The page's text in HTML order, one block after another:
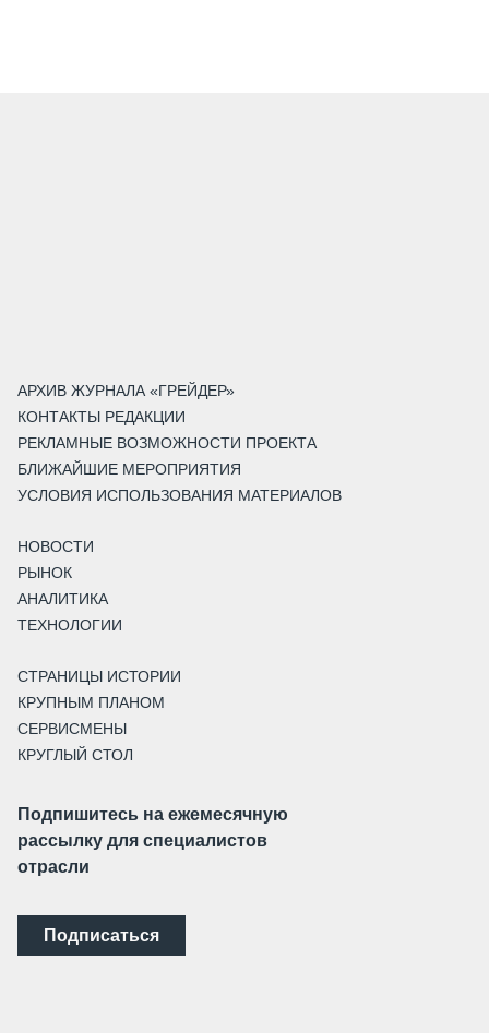
АРХИВ ЖУРНАЛА «ГРЕЙДЕР»
КОНТАКТЫ РЕДАКЦИИ
РЕКЛАМНЫЕ ВОЗМОЖНОСТИ ПРОЕКТА
БЛИЖАЙШИЕ МЕРОПРИЯТИЯ
УСЛОВИЯ ИСПОЛЬЗОВАНИЯ МАТЕРИАЛОВ
НОВОСТИ
РЫНОК
АНАЛИТИКА
ТЕХНОЛОГИИ
СТРАНИЦЫ ИСТОРИИ
КРУПНЫМ ПЛАНОМ
СЕРВИСМЕНЫ
КРУГЛЫЙ СТОЛ
Подпишитесь на ежемесячную
рассылку для специалистов
отрасли
Подписаться